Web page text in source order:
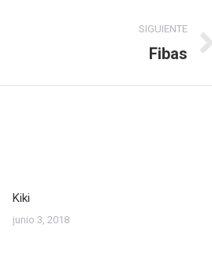
SIGUIENTE
Fibas
Kiki
junio 3, 2018